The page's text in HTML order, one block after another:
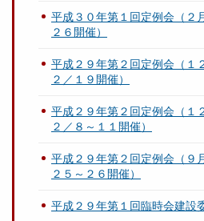
平成３０年第１回定例会（２
２６開催）
平成２９年第２回定例会（１
２／１９開催）
平成２９年第２回定例会（１
２／８～１１開催）
平成２９年第２回定例会（９
２５～２６開催）
平成２９年第１回臨時会建設